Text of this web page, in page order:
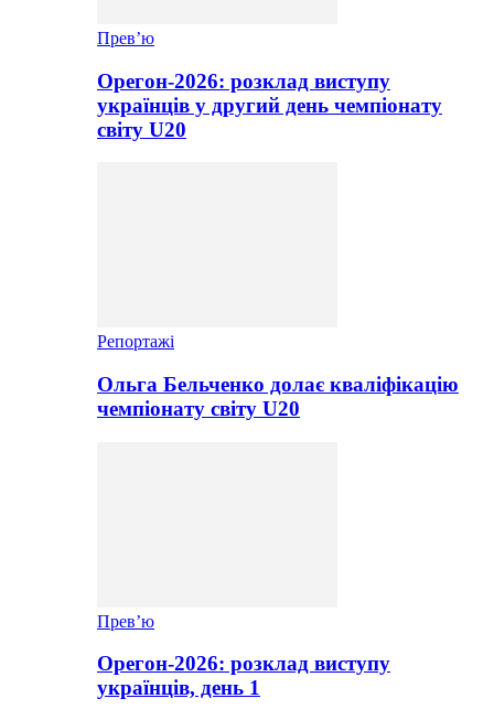
Прев’ю
Орегон-2026: розклад виступу
українців у другий день чемпіонату
світу U20
Репортажі
Ольга Бельченко долає кваліфікацію
чемпіонату світу U20
Прев’ю
Орегон-2026: розклад виступу
українців, день 1